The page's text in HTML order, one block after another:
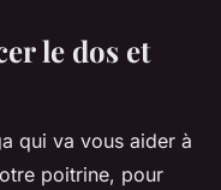
le dos et
qui va vous aider à
poitrine, pour